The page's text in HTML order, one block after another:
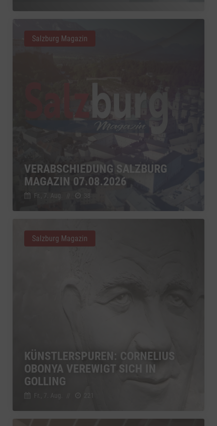
VERABSCHIEDUNG SALZBURG
MAGAZIN 07.08.2026
Fr., 7. Aug. 38
Salzburg Magazin
KÜNSTLERSPUREN: CORNELIUS
OBONYA VEREWIGT SICH IN
GOLLING
Salzburg Magazin